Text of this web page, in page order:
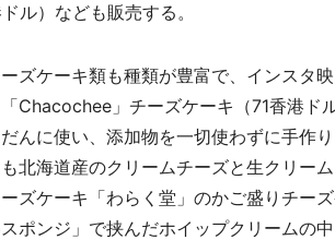
ル）なども販売する。
ズケーキ類も種類が豊富で、インスタ
Chacochee」チーズケーキ（71香港
んに使い、添加物を一切使わずに手作
北海道産のクリームチーズと生クリー
ズケーキ「わらく堂」のかご盛りチー
スポンジ」で挟んだホイップクリームの